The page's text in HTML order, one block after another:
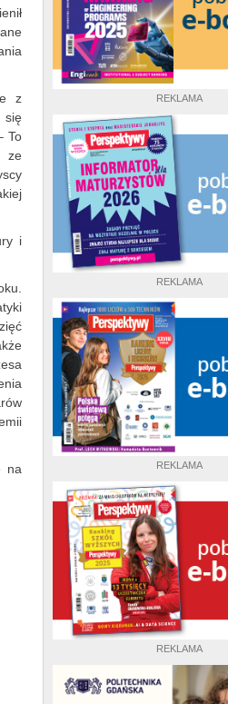
REKLAMA
REKLAMA
REKLAMA
REKLAMA
z
się
To
ze
i
na